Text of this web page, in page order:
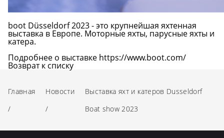
boot Düsseldorf 2023 - это крупнейшая яхтенная
выставка в Европе. Моторные яхты, парусные яхты и
катера.
Подробнее о выставке https://www.boot.com/
Возврат к списку
Главная
/
Новости
/
Выставка яхт и катеров Dusseldorf
Boat show 2023